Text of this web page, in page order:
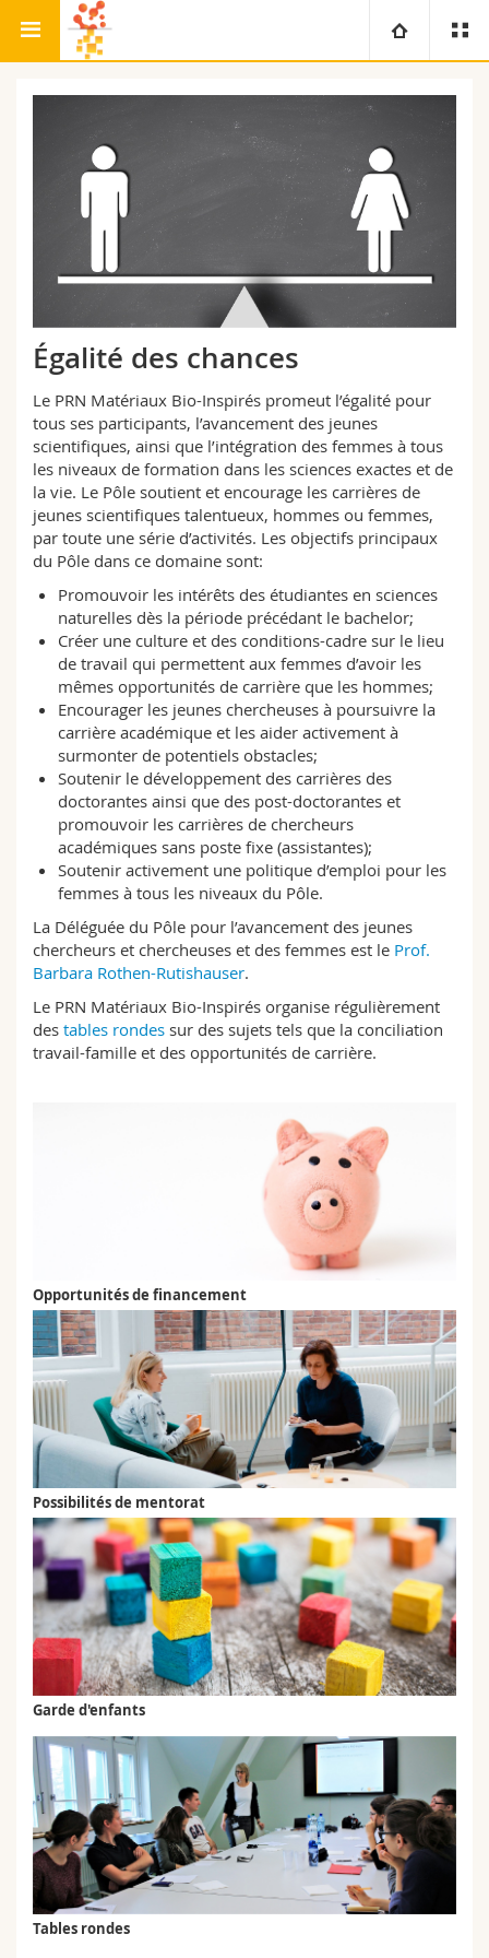
Université
Campus
Recherche
Université
Facultés
Théologie
Droit
Sciences économiques et sociales et management
Sciences de l'éducation et de la formation
Sciences et médecine
Interfacultaire
Vous êtes
Futurs étudiants
Etudiants
Chercheurs
Collaborateurs
Doctorants
Ressources
Annuaire du personnel
Bibliothèques
Webmail
Programme des cours
MyUnifr
Égalité des chances
Le PRN Matériaux Bio-Inspirés promeut l’égalité pour
tous ses participants, l’avancement des jeunes
scientifiques, ainsi que l’intégration des femmes à tous
les niveaux de formation dans les sciences exactes et de
la vie. Le Pôle soutient et encourage les carrières de
jeunes scientifiques talentueux, hommes ou femmes,
par toute une série d’activités. Les objectifs principaux
du Pôle dans ce domaine sont:
Promouvoir les intérêts des étudiantes en sciences
naturelles dès la période précédant le bachelor;
Créer une culture et des conditions-cadre sur le lieu
de travail qui permettent aux femmes d’avoir les
mêmes opportunités de carrière que les hommes;
Encourager les jeunes chercheuses à poursuivre la
carrière académique et les aider activement à
surmonter de potentiels obstacles;
Soutenir le développement des carrières des
doctorantes ainsi que des post-doctorantes et
promouvoir les carrières de chercheurs
académiques sans poste fixe (assistantes);
Soutenir activement une politique d’emploi pour les
femmes à tous les niveaux du Pôle.
La Déléguée du Pôle pour l’avancement des jeunes
chercheurs et chercheuses et des femmes est le Prof.
Barbara Rothen-Rutishauser.
Le PRN Matériaux Bio-Inspirés organise régulièrement
des tables rondes sur des sujets tels que la conciliation
travail-famille et des opportunités de carrière.
Opportunités de financement
Possibilités de mentorat
Garde d'enfants
Tables rondes